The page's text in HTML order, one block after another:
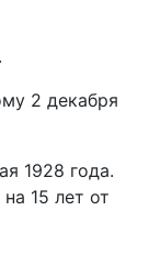
2 декабря
1928 года.
15 лет от